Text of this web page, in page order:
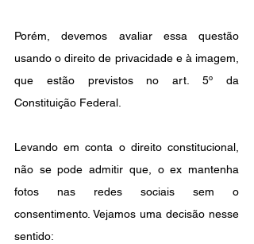
Porém, devemos avaliar essa questão
usando o direito de privacidade e à imagem,
que estão previstos no art. 5º da
Constituição Federal.
Levando em conta o direito constitucional,
não se pode admitir que, o ex mantenha
fotos nas redes sociais sem o
consentimento. Vejamos uma decisão nesse
sentido: